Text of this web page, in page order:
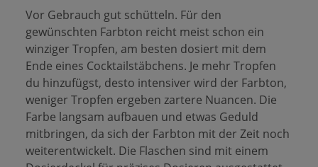
Vor Gebrauch gut schütteln. Für den
gewünschten Farbton reicht meist schon ein
winziger Tropfen, am besten dosiert mit dem
Ende eines Cocktailstäbchens. Je mehr Tropfen
du hinzufügst, desto intensiver wird der Farbton,
weniger Tropfen ergeben zartere Nuancen. Die
Farbe langsam aufbauen und etwas Geduld
mitbringen, da sich der Farbton mit der Zeit noch
weiterentwickelt. Die Flaschen sind mit einem